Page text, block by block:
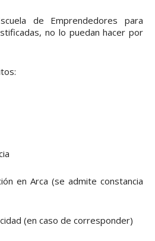
de Emprendedores para
no lo puedan hacer por
en Arca (se admite constancia
(en caso de corresponder)